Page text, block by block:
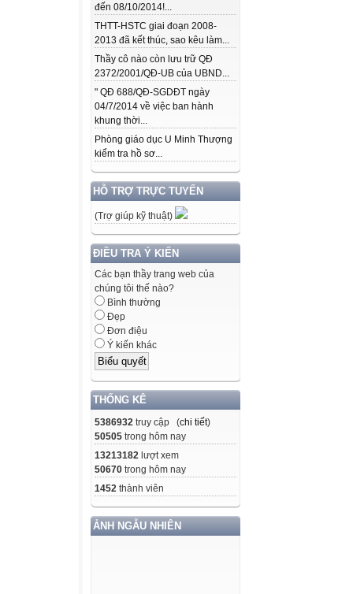
đến 08/10/2014!...
THTT-HSTC giai đoạn 2008-
2013 đã kết thúc, sao kêu làm...
Thầy cô nào còn lưu trữ QĐ
2372/2001/QĐ-UB của UBND...
" QĐ 688/QĐ-SGDĐT ngày
04/7/2014 về việc ban hành
khung thời...
Phòng giáo dục U Minh Thượng
kiểm tra hồ sơ...
HỖ TRỢ TRỰC TUYẾN
(Trợ giúp kỹ thuật)
ĐIỀU TRA Ý KIẾN
Các bạn thầy trang web của
chúng tôi thế nào?
Bình thường
Đẹp
Đơn điệu
Ý kiến khác
THỐNG KÊ
5386932 truy cập (chi tiết)
50505 trong hôm nay
13213182 lượt xem
50670 trong hôm nay
1452 thành viên
ẢNH NGẪU NHIÊN